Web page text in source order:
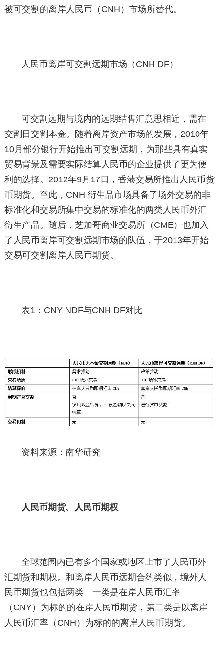
被可交割的离岸人民币（CNH）市场所替代。
人民币离岸可交割远期市场（CNH DF）
可交割远期与境内的远期结售汇意思相近，需在
交割日交割本金。随着离岸资产市场的发展，2010年
10月部分银行开始推出可交割远期，为那些具有真实
贸易背景及需要实际结算人民币的企业提供了更为便
利的选择。2012年9月17日，香港交易所推出人民币货
币期货。至此，CNH 衍生品市场具备了场外交易的非
标准化和交易所集中交易的标准化的两类人民币外汇
衍生产品。随后，芝加哥商业交易所（CME）也加入
了人民币离岸可交割远期市场的队伍，于2013年开始
交易可交割离岸人民币期货。
表1：CNY NDF与CNH DF对比
资料来源：南华研究
人民币期货、人民币期权
全球范围内已有多个国家或地区上市了人民币外
汇期货和期权。和离岸人民币远期合约类似，境外人
民币期货也包括两类：一类是在岸人民币汇率
（CNY）为标的的在岸人民币期货，第二类是以离岸
人民币汇率（CNH）为标的的离岸人民币期货。